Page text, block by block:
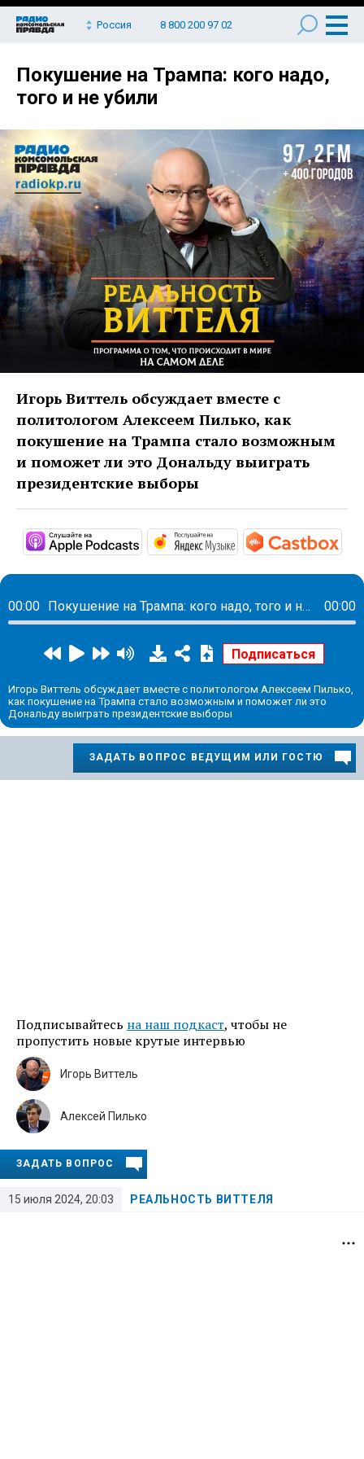
Россия 8 800 200 97 02
Покушение на Трампа: кого надо,
того и не убили
Игорь Виттель обсуждает вместе с
политологом Алексеем Пилько, как
покушение на Трампа стало возможным
и поможет ли это Дональду выиграть
президентские выборы
https://podcasts.apple.com/us/
https://
00:00 Покушение на Трампа: кого надо, того и не убили 00:00
Игорь Виттель обсуждает вместе с политологом Алексеем Пилько,
как покушение на Трампа стало возможным и поможет ли это
Дональду выиграть президентские выборы
ЗАДАТЬ ВОПРОС ВЕДУЩИМ ИЛИ ГОСТЮ
Подписывайтесь на наш подкаст, чтобы не
пропустить новые крутые интервью
15 июля 2024, 20:03 РЕАЛЬНОСТЬ ВИТТЕЛЯ
Игорь Виттель
Алексей Пилько
ЗАДАТЬ ВОПРОС